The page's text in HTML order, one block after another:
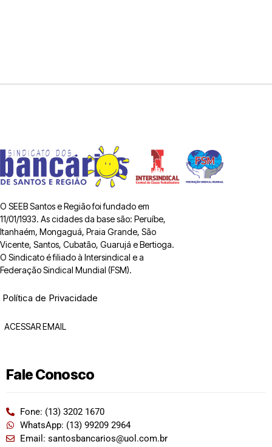
O SEEB Santos e Região foi fundado em
11/01/1933. As cidades da base são: Peruíbe,
Itanhaém, Mongaguá, Praia Grande, São
Vicente, Santos, Cubatão, Guarujá e Bertioga.
O Sindicato é filiado à Intersindical e a
Federação Sindical Mundial (FSM).
Política de Privacidade
ACESSAR EMAIL
Fale Conosco
Fone: (13) 3202 1670
WhatsApp: (13) 99209 2964
Email: santosbancarios@uol.com.br